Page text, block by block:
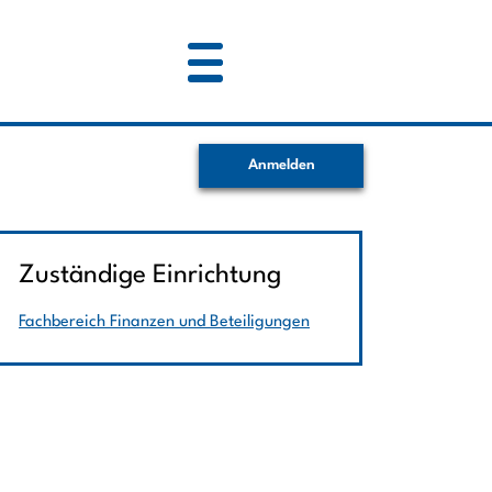
Anmelden
Zuständige Einrichtung
Fachbereich Finanzen und Beteiligungen